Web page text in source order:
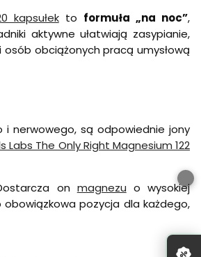
kapsułekto formuła „na noc”,
aktywne ułatwiają zasypianie,
obciążonych pracą umysłową
i nerwowego, są odpowiednie jony
Labs The Only Right Magnesium 122
on magnezu o wysokiej
pozycja dla każdego,